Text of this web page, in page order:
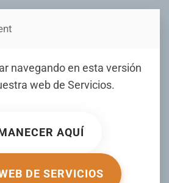
Medios
navegando en esta versión
web de Servicios.
AQUÍ
DE SERVICIOS
cómo usar